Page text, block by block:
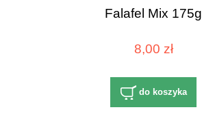
Falafel Mix 175g
8,00 zł
do koszyka